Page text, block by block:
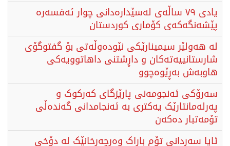
​یادی ٧٩ ساڵەی لەسێدارەدانی چوار ئەفسەرە
پێشەنگەکەی کۆماری کوردستان
لە هەولێر سیمینارێکی نێودەوڵەتی بۆ گفتوگۆی
شارستانییەتەکان و داڕشتنی داهاتوویەکی
هاوبەش بەڕێوەچوو
سەرۆکی ئەنجومەنی پارێزگای کەرکوک و
پەرلەمانتارێک یەکتری بە ئەنجامدانی گەندەڵی
تۆمەتبار دەکەن
ئایا سەردانی تۆم باراک وەرچەرخانێک لە دۆخی